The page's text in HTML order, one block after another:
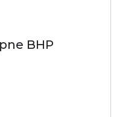
BHP